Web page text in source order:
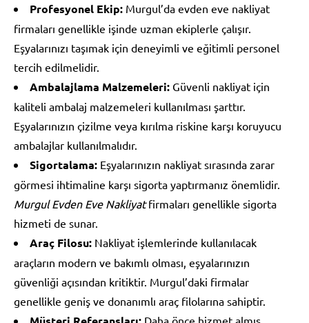
Profesyonel Ekip: Murgul’da evden eve nakliyat
firmaları genellikle işinde uzman ekiplerle çalışır.
Eşyalarınızı taşımak için deneyimli ve eğitimli personel
tercih edilmelidir.
Ambalajlama Malzemeleri: Güvenli nakliyat için
kaliteli ambalaj malzemeleri kullanılması şarttır.
Eşyalarınızın çizilme veya kırılma riskine karşı koruyucu
ambalajlar kullanılmalıdır.
Sigortalama: Eşyalarınızın nakliyat sırasında zarar
görmesi ihtimaline karşı sigorta yaptırmanız önemlidir.
Murgul Evden Eve Nakliyatfirmaları genellikle sigorta
hizmeti de sunar.
Araç Filosu: Nakliyat işlemlerinde kullanılacak
araçların modern ve bakımlı olması, eşyalarınızın
güvenliği açısından kritiktir. Murgul’daki firmalar
genellikle geniş ve donanımlı araç filolarına sahiptir.
Daha önce hizmet almış